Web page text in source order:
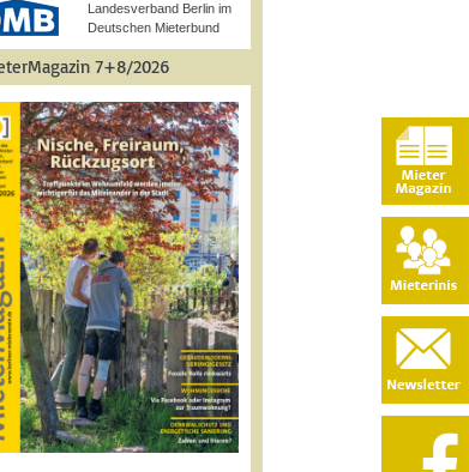
Landesverband Berlin im
Deutschen Mieterbund
7+8/2026